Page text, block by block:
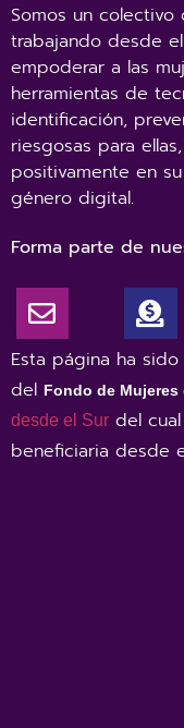
Somos un colectivo
trabajando desde
empoderar a las
herramientas de
identificación,
riesgosas para
positivamente en
género digital.
Forma parte de
Esta página ha
del Fondo de Mujeres
desde el Sur del
beneficiaria desde